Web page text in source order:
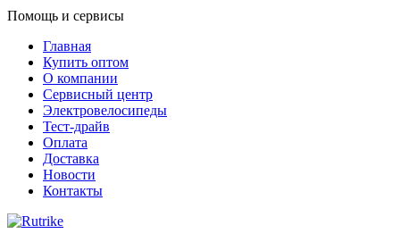
Помощь и сервисы
Главная
Купить оптом
О компании
Сервисный центр
Электровелосипеды
Тест-драйв
Оплата
Доставка
Новости
Контакты